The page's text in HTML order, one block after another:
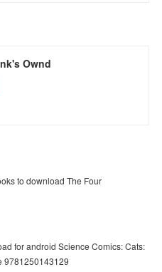
Ownd
to download The Four
for android Science Comics: Cats:
9781250143129